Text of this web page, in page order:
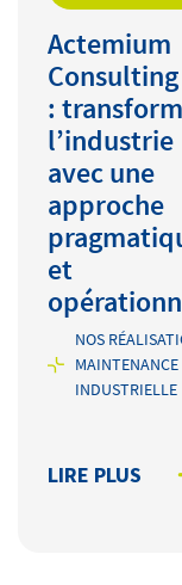
NOS
MAINTENANCE
INDUSTRIELLE
Actemium
:
l’industrie
avec une
approche
et
LIRE PLUS